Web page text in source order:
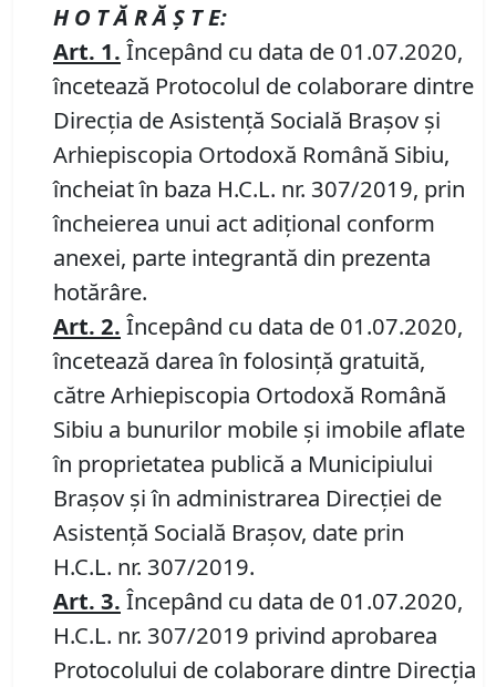
H O T Ă R Ă Ş T E:
Art. 1. Începând cu data de 01.07.2020,
încetează Protocolul de colaborare dintre
Direcţia de Asistență Socială Braşov şi
Arhiepiscopia Ortodoxă Română Sibiu,
încheiat în baza H.C.L. nr. 307/2019, prin
încheierea unui act adițional conform
anexei, parte integrantă din prezenta
hotărâre.
Art. 2. Începând cu data de 01.07.2020,
încetează darea în folosință gratuită,
către Arhiepiscopia Ortodoxă Română
Sibiu a bunurilor mobile și imobile aflate
în proprietatea publică a Municipiului
Braşov şi în administrarea Direcției de
Asistență Socială Brașov, date prin
H.C.L. nr. 307/2019.
Art. 3. Începând cu data de 01.07.2020,
H.C.L. nr. 307/2019 privind aprobarea
Protocolului de colaborare dintre Direcţia